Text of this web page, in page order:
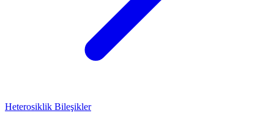
Heterosiklik Bileşikler